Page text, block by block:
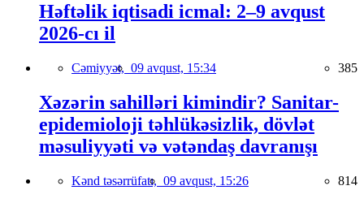
Həftəlik iqtisadi icmal: 2–9 avqust
2026-cı il
Cəmiyyət, 09 avqust, 15:34 385
Xəzərin sahilləri kimindir? Sanitar-
epidemioloji təhlükəsizlik, dövlət
məsuliyyəti və vətəndaş davranışı
Kənd təsərrüfatı, 09 avqust, 15:26 814